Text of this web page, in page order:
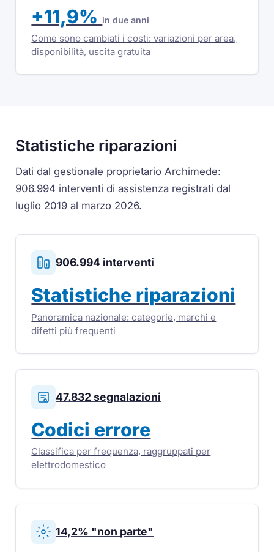
+11,9% in due anni
Come sono cambiati i costi: variazioni per area,
disponibilità, uscita gratuita
Statistiche riparazioni
Dati dal gestionale proprietario Archimede:
906.994 interventi di assistenza registrati dal
luglio 2019 al marzo 2026.
906.994 interventi
Statistiche riparazioni
Panoramica nazionale: categorie, marchi e
difetti più frequenti
47.832 segnalazioni
Codici errore
Classifica per frequenza, raggruppati per
elettrodomestico
14,2% "non parte"